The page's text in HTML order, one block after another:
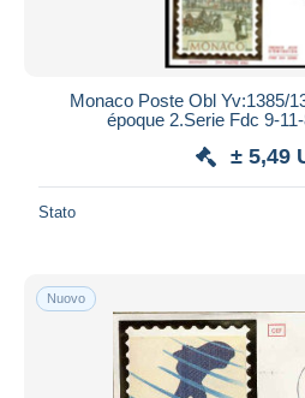
Monaco Poste Obl Yv:1385/
époque 2.Serie Fdc 9-
± 5,49
Stato
Nuovo